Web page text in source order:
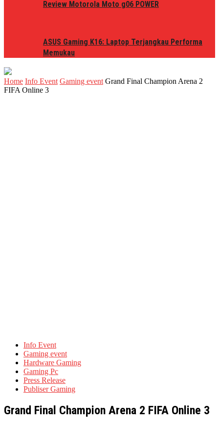
Review Motorola Moto g06 POWER
ASUS Gaming K16: Laptop Terjangkau Performa
Memukau
Home Info Event Gaming event Grand Final Champion Arena 2
FIFA Online 3
Info Event
Gaming event
Hardware Gaming
Gaming Pc
Press Release
Publiser Gaming
Grand Final Champion Arena 2 FIFA Online 3